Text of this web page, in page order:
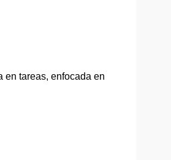
en tareas, enfocada en